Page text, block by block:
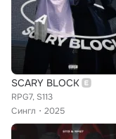
SCARY BLOCK
RPG7, S113
Сингл
2025